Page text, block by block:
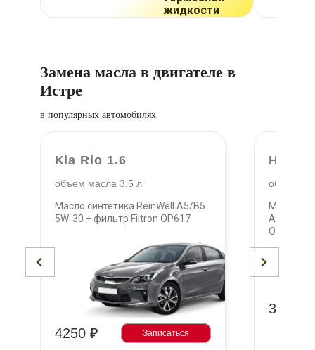
Замена масла в двигателе в
Истре
в популярных автомобилях
Kia Rio 1.6
объем масла 3,5 л
Масло синтетика ReinWell A5/B5
5W-30 + фильтр Filtron OP617
4250 ₽ Записаться
объем
Масло
OP617
3375 ₽